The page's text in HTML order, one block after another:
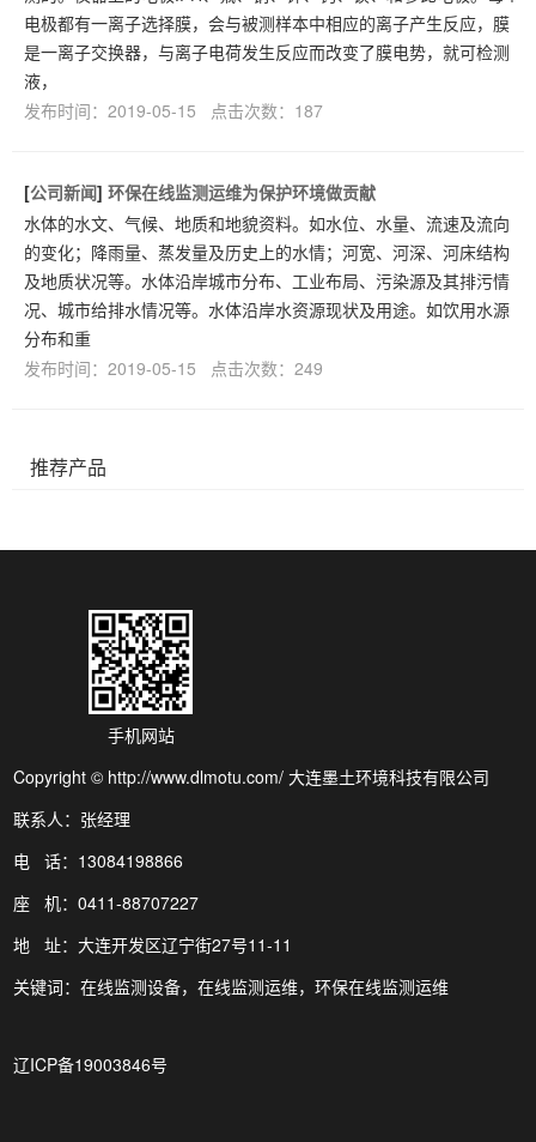
电极都有一离子选择膜，会与被测样本中相应的离子产生反应，膜
是一离子交换器，与离子电荷发生反应而改变了膜电势，就可检测
液，
发布时间：2019-05-15 点击次数：187
[公司新闻] 环保在线监测运维为保护环境做贡献
水体的水文、气候、地质和地貌资料。如水位、水量、流速及流向
的变化；降雨量、蒸发量及历史上的水情；河宽、河深、河床结构
及地质状况等。水体沿岸城市分布、工业布局、污染源及其排污情
况、城市给排水情况等。水体沿岸水资源现状及用途。如饮用水源
分布和重
发布时间：2019-05-15 点击次数：249
推荐产品
手机网站
Copyright © http://www.dlmotu.com/ 大连墨土环境科技有限公司
联系人：张经理
电 话：13084198866
座 机：0411-88707227
地 址：大连开发区辽宁街27号11-11
关键词：在线监测设备，在线监测运维，环保在线监测运维
辽ICP备19003846号